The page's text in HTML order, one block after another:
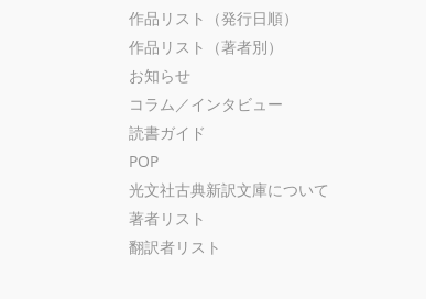
作品リスト（発行日順）
作品リスト（著者別）
お知らせ
コラム／インタビュー
読書ガイド
POP
光文社古典新訳文庫について
著者リスト
翻訳者リスト